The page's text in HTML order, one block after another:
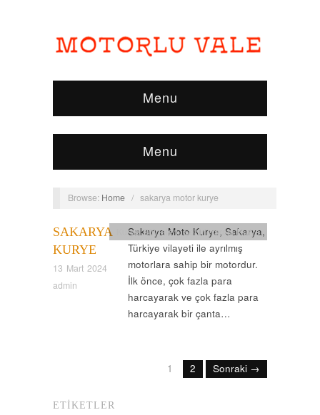
Menu
Menu
Browse: Home / sakarya motor kurye
SAKARYA
KURYE
13 Mart 2024
admin
Kurye Bölgeleri,Şehirlerarası Kurye
Sakarya Moto Kurye, Sakarya,
Türkiye vilayeti ile ayrılmış
motorlara sahip bir motordur.
İlk önce, çok fazla para
harcayarak ve çok fazla para
harcayarak bir çanta…
1 2 Sonraki →
ETIKETLER